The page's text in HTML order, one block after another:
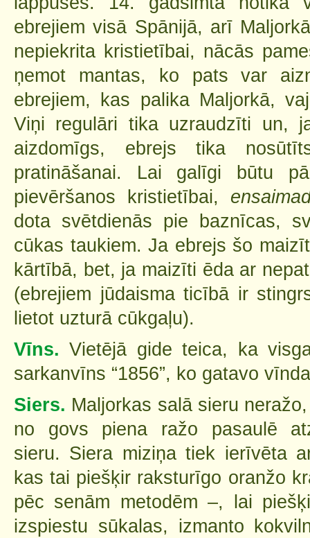
ebrejiem visā Spānijā, arī
nepiekrita kristietībai, nācās
ņemot mantas, ko pats var
ebrejiem, kas palika Maljorkā,
Viņi regulāri tika uzraudzīti un,
aizdomīgs, ebrejs tika
pratināšanai. Lai galīgi būtu
pievēršanos kristietībai,
dota svētdienās pie baznīcas,
cūkas taukiem. Ja ebrejs šo
kārtībā, bet, ja maizīti ēda ar
(ebrejiem jūdaisma ticībā ir
lietot uzturā cūkgaļu).
Vīns. Vietējā gide teica, ka
sarkanvīns “1856”, ko gatavo
Siers. Maljorkas salā sieru
no govs piena ražo pasaulē
sieru. Siera miziņa tiek ierīvēta
kas tai piešķir raksturīgo oranžo
pēc senām metodēm –, lai
izspiestu sūkalas, izmanto